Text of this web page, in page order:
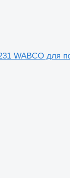
WABCO для